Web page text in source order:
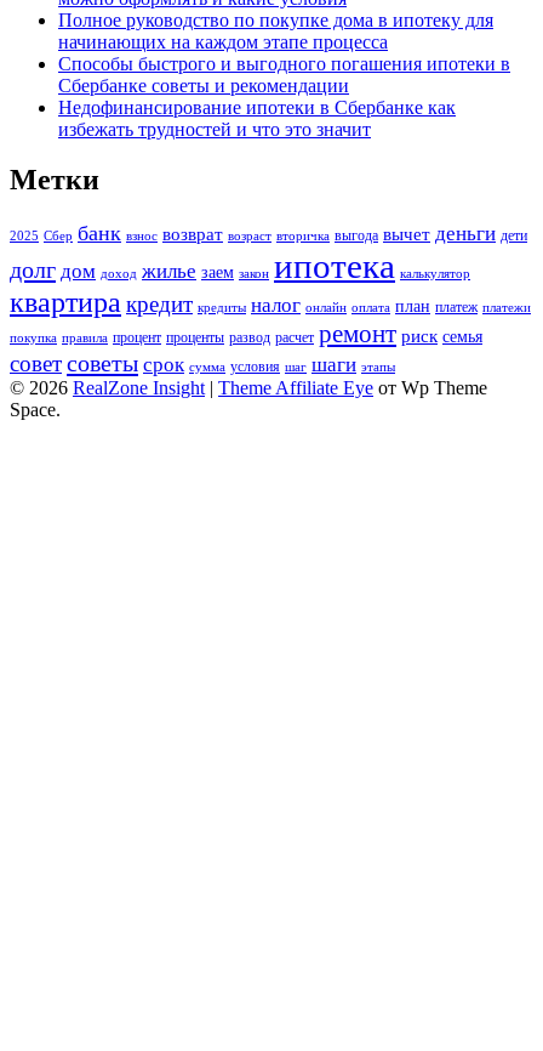
Полное руководство по покупке дома в ипотеку для
начинающих на каждом этапе процесса
Способы быстрого и выгодного погашения ипотеки в
Сбербанке советы и рекомендации
Недофинансирование ипотеки в Сбербанке как
избежать трудностей и что это значит
Метки
2025 Сбер банк взнос возврат возраст вторичка выгода вычет деньги дети
долг дом доход жилье заем закон ипотека калькулятор
квартиракредит кредиты налог онлайн оплата план платеж платежи
покупка правила процент проценты развод расчет ремонт риск семья
советсоветы срок сумма условия шаг шаги этапы
© 2026 RealZone Insight | Theme Affiliate Eye от Wp Theme
Space.